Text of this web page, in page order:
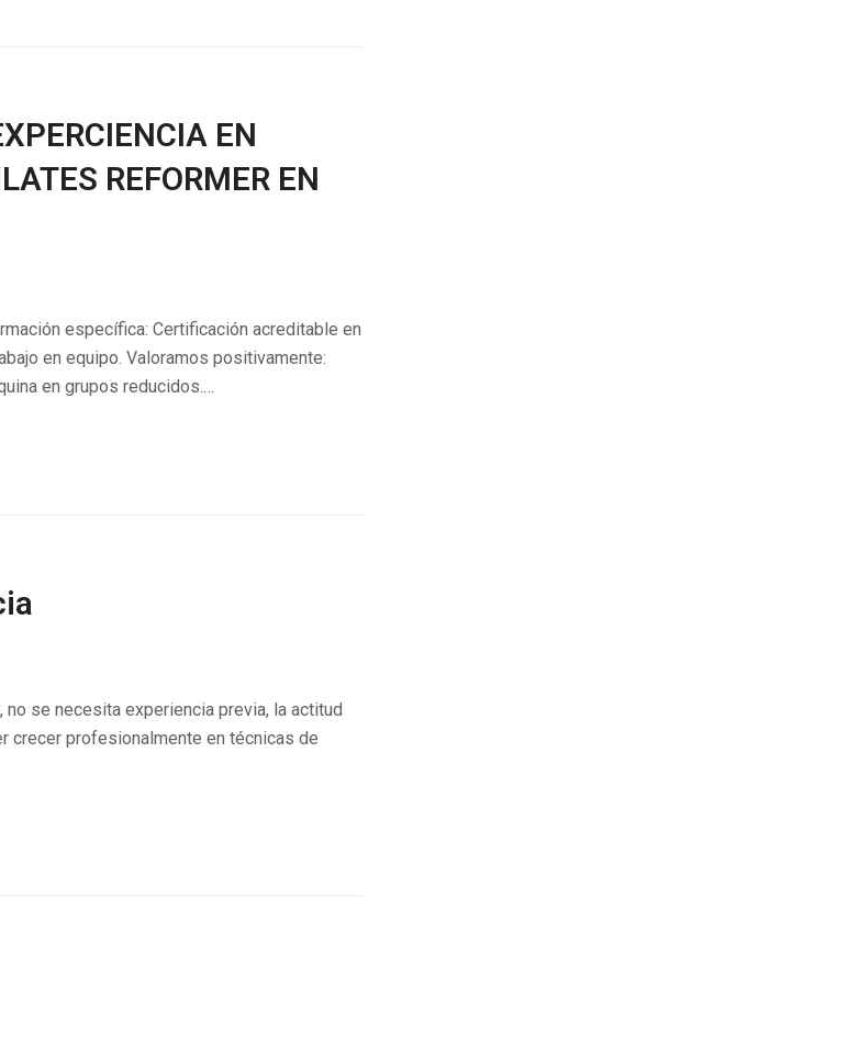
EN
REFORMER EN
específica: Certificación acreditable en
en equipo. Valoramos positivamente:
en grupos reducidos.…
se necesita experiencia previa, la actitud
crecer profesionalmente en técnicas de